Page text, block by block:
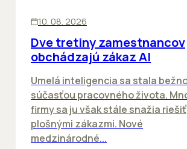
10. 08. 2026
Dve tretiny zamestnancov
obchádzajú zákaz AI
Umelá inteligencia sa stala
súčasťou pracovného života.
firmy sa ju však stále snažia riešiť
plošnými zákazmi. Nové
medzinárodné...